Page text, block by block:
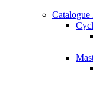
Catalogue